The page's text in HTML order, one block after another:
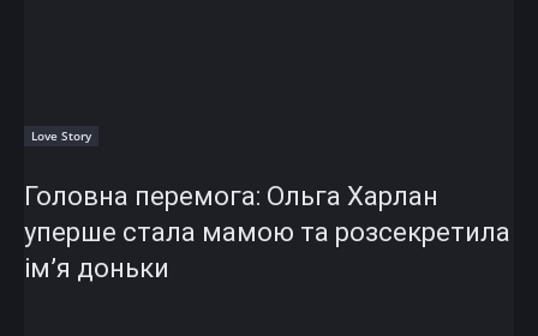
Love Story
Головна перемога: Ольга Харлан
уперше стала мамою та розсекретила
ім’я доньки